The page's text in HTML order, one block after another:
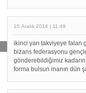
15 Aralık 2014 | 11:49
ikinci yarı takviyeye falan
bizans federasyonu
gönderebildiğimiz
forma bulsun inanın dün